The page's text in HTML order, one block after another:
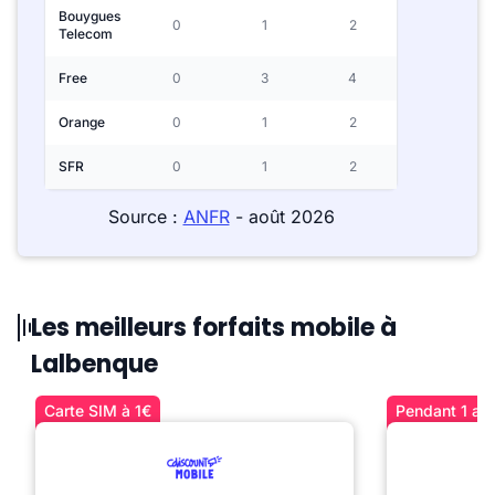
Bouygues
Telecom
0 1 2
Free 0 3 4
Orange 0 1 2
SFR 0 1 2
Source : ANFR- août 2026
Les meilleurs forfaits mobile à
Lalbenque
Carte SIM à 1€ Pendant 1